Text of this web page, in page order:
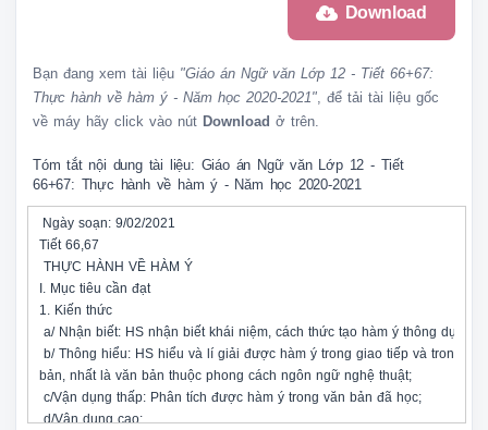
Download
Bạn đang xem tài liệu "Giáo án Ngữ văn Lớp 12 - Tiết 66+67:
Thực hành về hàm ý - Năm học 2020-2021", để tải tài liệu gốc
về máy hãy click vào nút Download ở trên.
Tóm tắt nội dung tài liệu: Giáo án Ngữ văn Lớp 12 - Tiết
66+67: Thực hành về hàm ý - Năm học 2020-2021
Ngày soạn: 9/02/2021
Tiết 66,67
THỰC HÀNH VỀ HÀM Ý
I. Mục tiêu cần đạt
1. Kiến thức
a/ Nhận biết: HS nhận biết khái niệm, cách thức tạo hàm ý thông dụng;
b/ Thông hiểu: HS hiểu và lí giải được hàm ý trong giao tiếp và trong
bản, nhất là văn bản thuộc phong cách ngôn ngữ nghệ thuật;
c/Vận dụng thấp: Phân tích được hàm ý trong văn bản đã học;
d/Vận dụng cao: